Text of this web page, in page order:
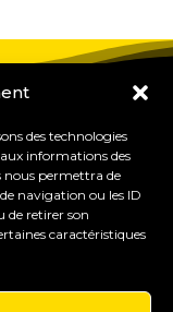
des technologies
informations des
nous permettra de
navigation ou les ID
de retirer son
caractéristiques